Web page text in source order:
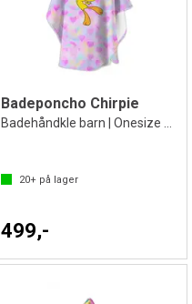
Badeponcho Chirpie
20+på lager
499,-